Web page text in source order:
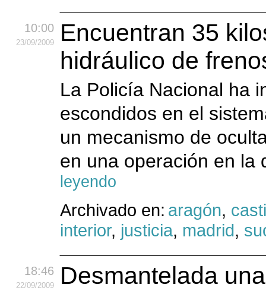
10:00
23/09/2009
Encuentran 35
hidráulico de
La Policía Nacional ha
escondidos en el
un mecanismo de
en una operación en
leyendo
Archivado en: aragón,
interior, justicia, madrid,
18:46
22/09/2009
Desmantelada